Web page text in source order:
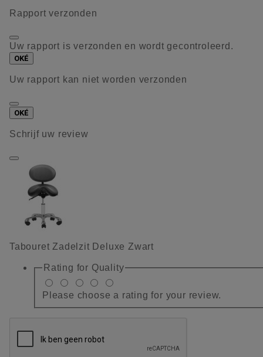
Rapport verzonden
Uw rapport is verzonden en wordt gecontroleerd.
OKÉ
Uw rapport kan niet worden verzonden
OKÉ
Schrijf uw review
Tabouret Zadelzit Deluxe Zwart
Rating for Quality
Please choose a rating for your review.